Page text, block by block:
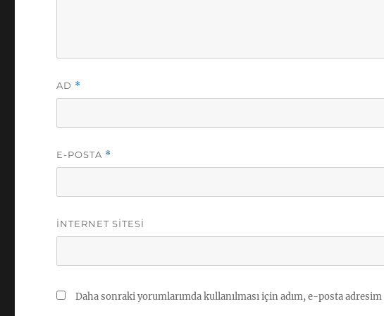
AD *
E-POSTA *
İNTERNET SITESI
Daha sonraki yorumlarımda kullanılması için adım, e-posta